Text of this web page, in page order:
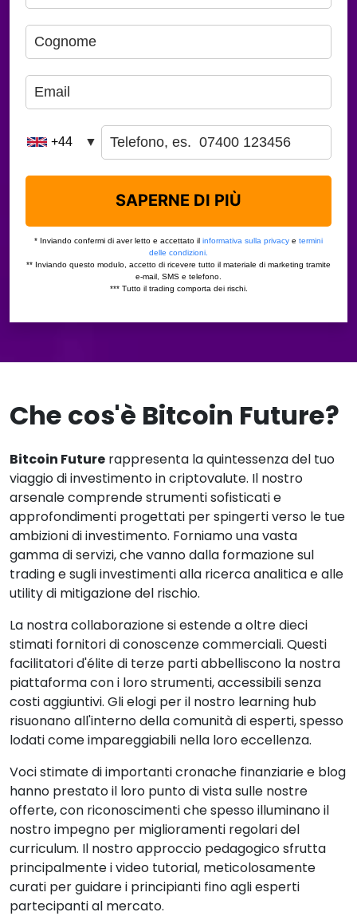
Che cos'è Bitcoin Future?
Bitcoin Future rappresenta la quintessenza del tuo
viaggio di investimento in criptovalute. Il nostro
arsenale comprende strumenti sofisticati e
approfondimenti progettati per spingerti verso le tue
ambizioni di investimento. Forniamo una vasta
gamma di servizi, che vanno dalla formazione sul
trading e sugli investimenti alla ricerca analitica e alle
utility di mitigazione del rischio.
La nostra collaborazione si estende a oltre dieci
stimati fornitori di conoscenze commerciali. Questi
facilitatori d'élite di terze parti abbelliscono la nostra
piattaforma con i loro strumenti, accessibili senza
costi aggiuntivi. Gli elogi per il nostro learning hub
risuonano all'interno della comunità di esperti, spesso
lodati come impareggiabili nella loro eccellenza.
Voci stimate di importanti cronache finanziarie e blog
hanno prestato il loro punto di vista sulle nostre
offerte, con riconoscimenti che spesso illuminano il
nostro impegno per miglioramenti regolari del
curriculum. Il nostro approccio pedagogico sfrutta
principalmente i video tutorial, meticolosamente
curati per guidare i principianti fino agli esperti
partecipanti al mercato.